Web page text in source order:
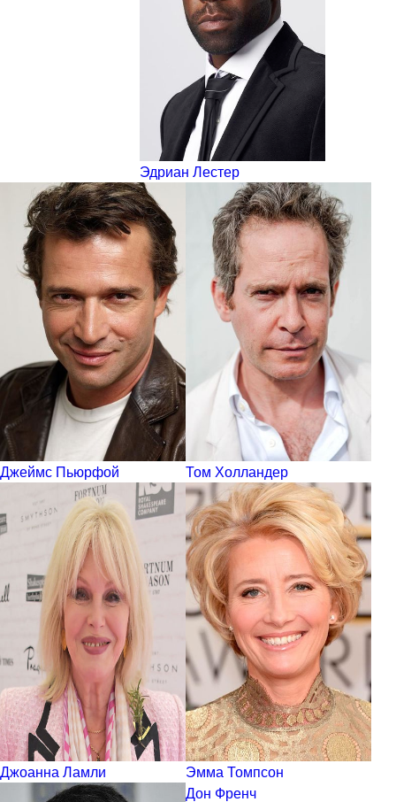
Эдриан Лестер
Джеймс Пьюрфой Том Холландер
Джоанна Ламли
Эмма Томпсон
Дон Френч